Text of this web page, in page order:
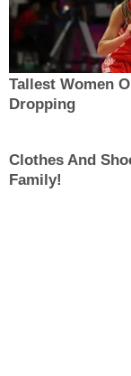
Tallest Women
Dropping
Clothes And
Family!